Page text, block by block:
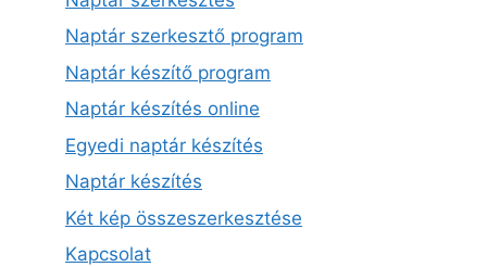
Naptár szerkesztő program
Naptár készítő program
Naptár készítés online
Egyedi naptár készítés
Naptár készítés
Két kép összeszerkesztése
Kapcsolat